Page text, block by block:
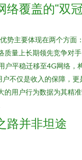
络覆盖的“双
势主要体现在两个方面
质量上长期领先竞争对
户平稳迁移至4G网络，
不仅是收入的保障，更
的用户行为数据为其精
路并非坦途